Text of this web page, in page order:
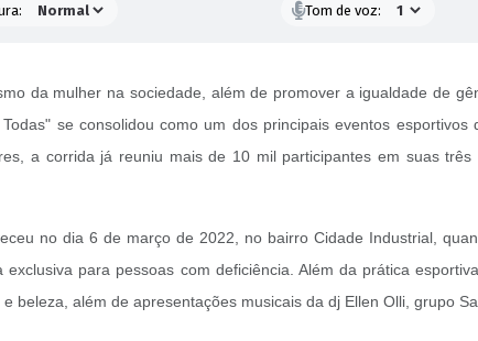
Tom de voz:
da mulher na sociedade, além de promover a igualdade de
se consolidou como um dos principais eventos
a corrida já reuniu mais de 10 mil participantes em suas
no dia 6 de março de 2022, no bairro Cidade Industrial,
para pessoas com deficiência. Além da prática
beleza, além de apresentações musicais da dj Ellen Olli, grupo